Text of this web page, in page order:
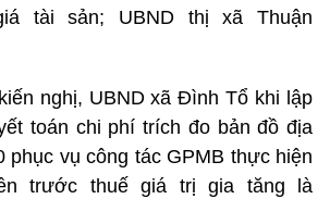
tài sản; UBND thị xã Thuận
nghị, UBND xã Đình Tổ khi lập
toán chi phí trích đo bản đồ địa
phục vụ công tác GPMB thực hiện
trước thuế giá trị gia tăng là